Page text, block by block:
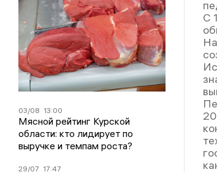
03/08 13:00
Мясной рейтинг Курской
области: кто лидирует по
выручке и темпам роста?
29/07 17:47
С